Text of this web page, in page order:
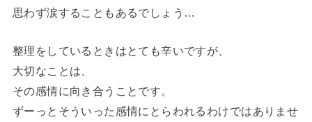
思わず涙することもあるでしょう…
整理をしているときはとても辛いですが、
大切なことは、
その感情に向き合うことです。
ずーっとそういった感情にとらわれるわけではありませ